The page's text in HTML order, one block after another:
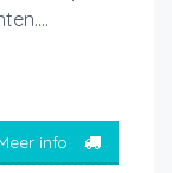
info